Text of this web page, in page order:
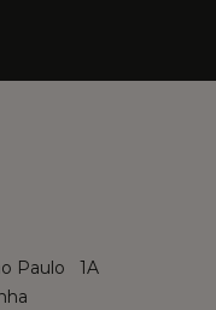
Paulo 1A